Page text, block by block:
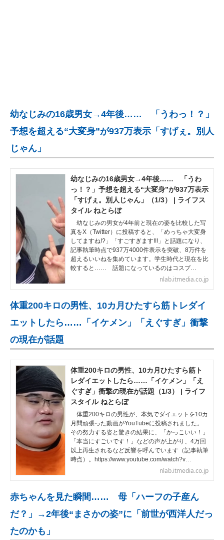
建設×テクノロジーの最前線
ちょっと気になるネットの話題
幼なじみの16歳男女→4年後…… 「うわっ！？」
予想を超える“大変身”が937万表示「すげぇ。別人
じゃん」
幼なじみの16歳男女→4年後…… 「うわ
っ！？」予想を超える“大変身”が937万表示
「すげぇ。別人じゃん」（1/3） | ライフス
タイル ねとらぼ
幼なじみの男女が4年前と現在の姿を比較した写
真をX（Twitter）に投稿すると、「めっちゃ大変身
してますね!?」「すごすぎます!!!」と話題になり、
記事執筆時点で937万4000件表示を突破、8万件を
超えるいいねを集めています。学生時代と現在を比
較すると…… 話題になっているのはコスプ…
nlab.itmedia.co.jp
体重200キロの男性、10カ月ひたすら筋トレダイ
エットしたら……「イケメン」「えぐすぎ」衝撃
の現在が話題
体重200キロの男性、10カ月ひたすら筋ト
レダイエットしたら……「イケメン」「え
ぐすぎ」衝撃の現在が話題（1/3） | ライフ
スタイル ねとらぼ
体重200キロの男性が、本気でダイエットを10カ
月間頑張った動画がYouTubeに投稿されました。
その努力する姿と驚きの結果に、「かっこいい！」
「本当にすごいです！」などの声が上がり、4万回
以上再生されるなど反響を呼んでいます（記事執筆
時点）。https://www.youtube.com/watch?v…
nlab.itmedia.co.jp
赤ちゃんを見た瞬間…… 母「ハーフの子産ん
だ？」→2年後“まさかの姿”に「前世が西洋人だっ
たのかも」